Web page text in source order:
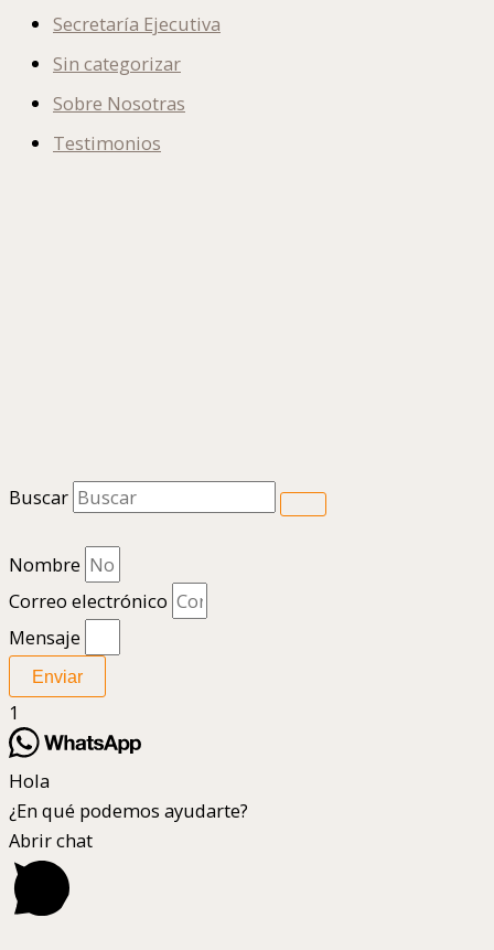
Secretaría Ejecutiva
Sin categorizar
Sobre Nosotras
Testimonios
Buscar
Nombre
Correo electrónico
Mensaje
Enviar
1
Hola
¿En qué podemos ayudarte?
Abrir chat